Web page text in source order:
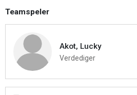
Teamspeler
Akot, Lucky
Verdediger